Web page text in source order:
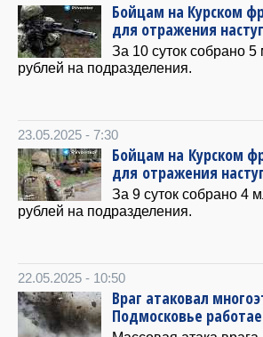
Бойцам на Курском
для отражения
За 10 суток собрано
рублей на подразделения.
23.05.2025 - 7:30
Бойцам на Курском
для отражения
За 9 суток собрано 4
рублей на подразделения.
22.05.2025 - 10:50
Враг атаковал
Подмосковье